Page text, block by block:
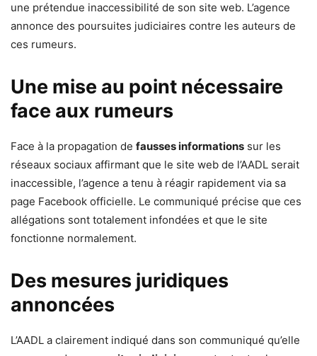
une prétendue inaccessibilité de son site web. L’agence
annonce des poursuites judiciaires contre les auteurs de
ces rumeurs.
Une mise au point nécessaire
face aux rumeurs
Face à la propagation de fausses informations sur les
réseaux sociaux affirmant que le site web de l’AADL serait
inaccessible, l’agence a tenu à réagir rapidement via sa
page Facebook officielle. Le communiqué précise que ces
allégations sont totalement infondées et que le site
fonctionne normalement.
Des mesures juridiques
annoncées
L’AADL a clairement indiqué dans son communiqué qu’elle